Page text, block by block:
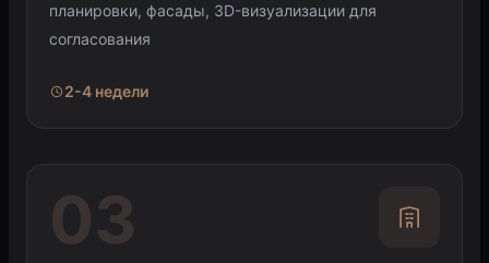
планировки, фасады, 3D-визуализации для
согласования
2-4 недели
03